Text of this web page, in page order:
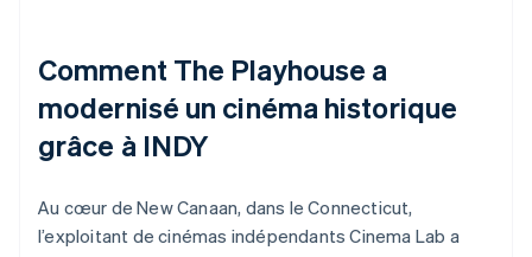
Comment The Playhouse a
modernisé un cinéma historique
grâce à INDY
Au cœur de New Canaan, dans le Connecticut,
l’exploitant de cinémas indépendants Cinema Lab a